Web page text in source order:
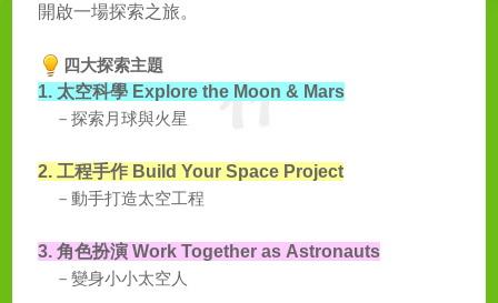
開啟一場探索之旅。
四大探索主題
1. 太空科學Explore the Moon & Mars
－探索月球與火星
2. 工程手作Build Your Space Project
－動手打造太空工程
3. 角色扮演Work Together as Astronauts
－變身小小太空人